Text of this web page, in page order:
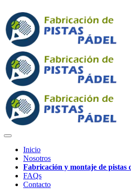
Inicio
Nosotros
Fabricación y montaje de pistas
FAQs
Contacto